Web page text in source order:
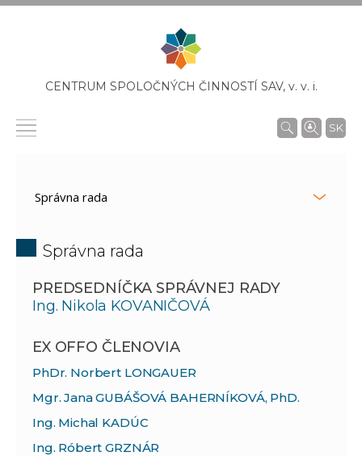
CENTRUM SPOLOČNÝCH ČINNOSTÍ SAV, v. v. i.
SK
Správna rada
PREDSEDNÍČKA SPRÁVNEJ RADY
Ing. Nikola KOVANIČOVÁ
EX OFFO ČLENOVIA
PhDr. Norbert LONGAUER
Mgr. Jana GUBÁŠOVÁ BAHERNÍKOVÁ, PhD.
Ing. Michal KADÚC
Ing. Róbert GRZNÁR